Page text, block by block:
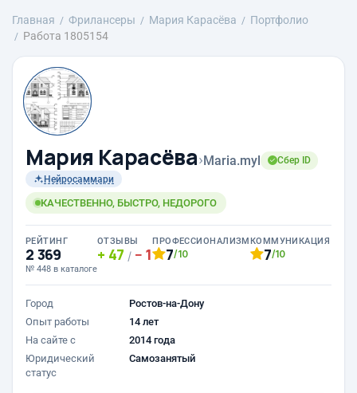
Главная Фрилансеры Мария Карасёва
Портфолио
Работа 1805154
Мария Карасёва›Maria.myl
Сбер ID
Нейросаммари
КАЧЕСТВЕННО, БЫСТРО, НЕДОРОГО
РЕЙТИНГ
2 369
№ 448 в каталоге
ОТЗЫВЫ
47 / 1
ПРОФЕССИОНАЛИЗМ
7/10
КОММУНИКАЦИЯ
7/10
Город
Ростов-на-Дону
Опыт работы
14 лет
На сайте с
2014 года
Юридический
статус
Самозанятый